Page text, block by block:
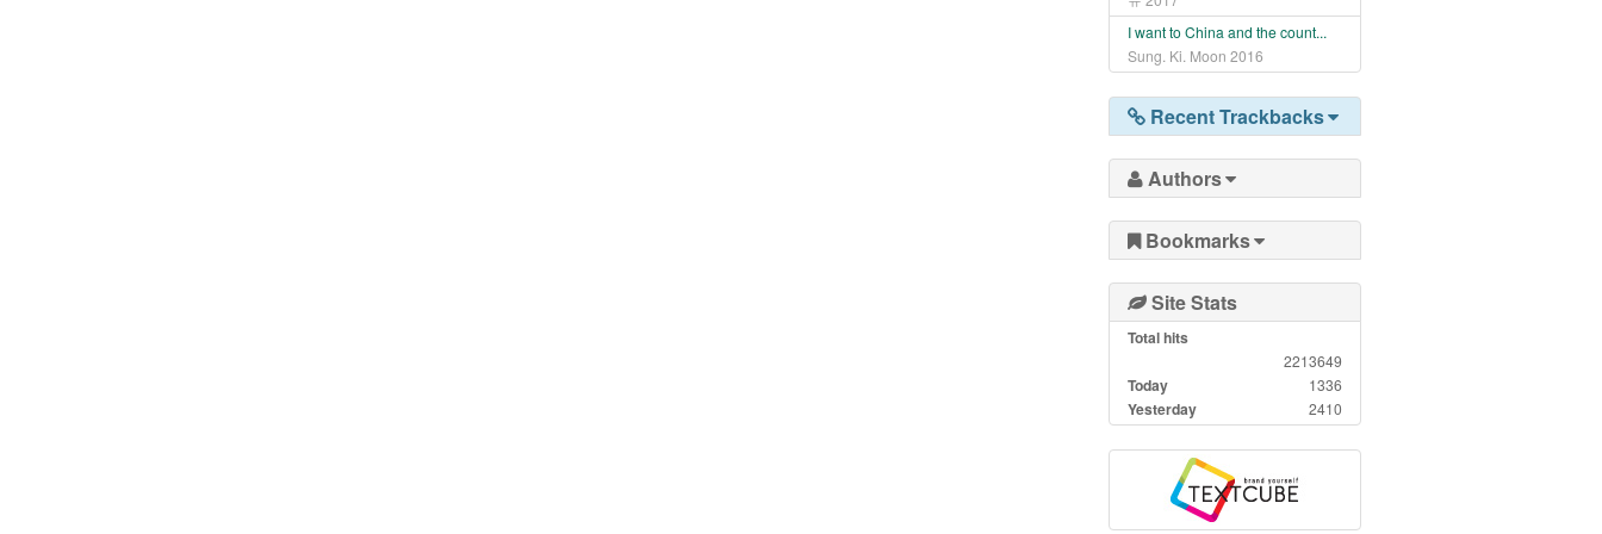
I want to China and the count...
Sung. Ki. Moon 2016
Recent Trackbacks
Authors
Bookmarks
Site Stats
Total hits
2213649
Today 1336
Yesterday 2410